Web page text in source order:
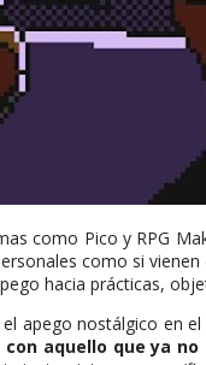
como Pico y RPG
como si
hacia prácticas,
apego nostálgico en
aquello que ya no